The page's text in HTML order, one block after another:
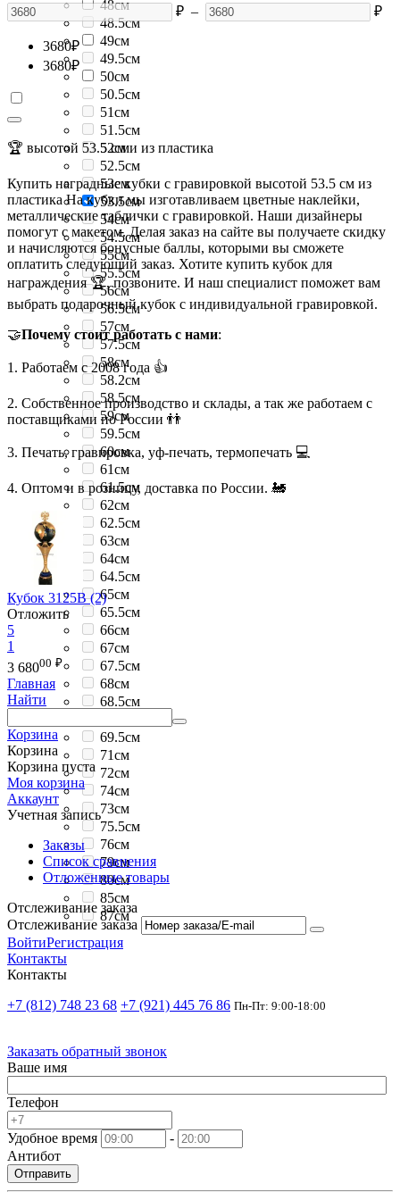
48см
48.5см
49см
49.5см
50см
50.5см
51см
51.5см
52см
52.5см
53см
53.5см
54см
54.5см
55см
55.5см
56см
56.5см
57см
57.5см
58см
58.2см
58.5см
59см
59.5см
60см
61см
61.5см
62см
62.5см
63см
64см
64.5см
65см
65.5см
66см
67см
67.5см
68см
68.5см
69.5см
71см
72см
74см
73см
75.5см
76см
79см
80см
85см
87см
₽ – ₽
3680₽
3680₽
🏆 высотой 53.5 см и из пластика
Купить наградные кубки с гравировкой высотой 53.5 см из
пластика На кубки мы изготавливаем цветные наклейки,
металлические таблички с гравировкой. Наши дизайнеры
помогут с макетом. Делая заказ на сайте вы получаете скидку
и начисляются бонусные баллы, которыми вы сможете
оплатить следующий заказ. Хотите купить кубок для
награждения 🏆, позвоните. И наш специалист поможет вам
выбрать подарочный кубок с индивидуальной гравировкой.
🤝Почему стоит работать с нами:
1. Работаем с 2008 года 👍
2. Собственное производство и склады, а так же работаем с
поставщиками по России 👬
3. Печать, гравировка, уф-печать, термопечать 💻
4. Оптом и в розницу, доставка по России. 🚂
Кубок 3125B (2)
Отложить
5
1
3 68000 ₽
Главная
Найти
Корзина
Корзина
Корзина пуста
Моя корзина
Аккаунт
Учетная запись
Заказы
Список сравнения
Отложенные товары
Отслеживание заказа
Отслеживание заказа
ВойтиРегистрация
Контакты
Контакты
+7 (812) 748 23 68 +7 (921) 445 76 86 Пн-Пт: 9:00-18:00
Заказать обратный звонок
Ваше имя
Телефон
Удобное время
-
Антибот
Отправить